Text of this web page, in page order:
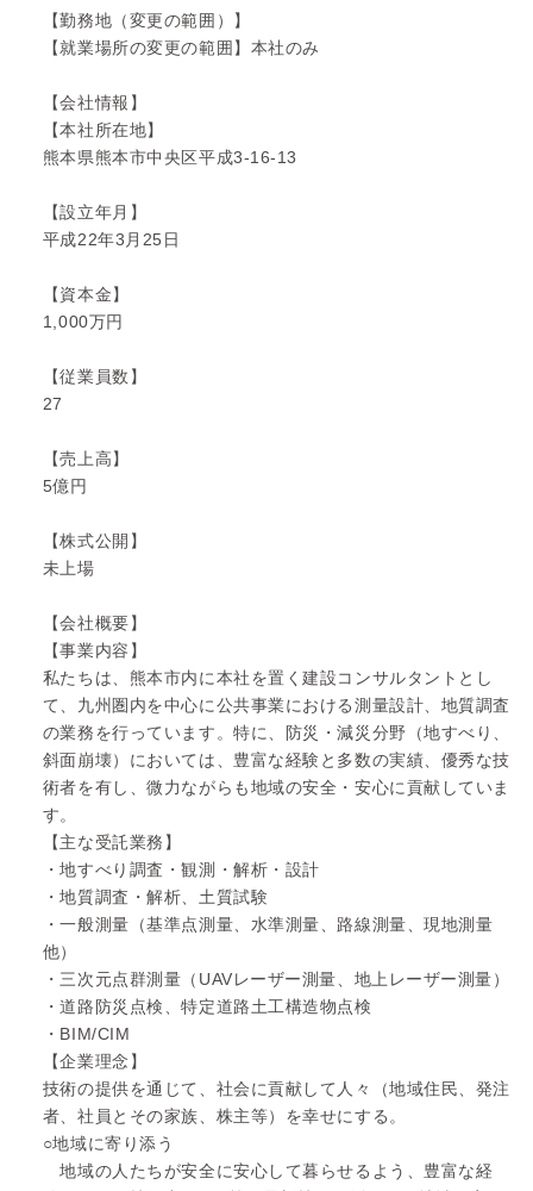
【勤務地（変更の範囲）】
【就業場所の変更の範囲】本社のみ
【会社情報】
【本社所在地】
熊本県熊本市中央区平成3-16-13
【設立年月】
平成22年3月25日
【資本金】
1,000万円
【従業員数】
27
【売上高】
5億円
【株式公開】
未上場
【会社概要】
【事業内容】
私たちは、熊本市内に本社を置く建設コンサルタントとし
て、九州圏内を中心に公共事業における測量設計、地質調査
の業務を行っています。特に、防災・減災分野（地すべり、
斜面崩壊）においては、豊富な経験と多数の実績、優秀な技
術者を有し、微力ながらも地域の安全・安心に貢献していま
す。
【主な受託業務】
・地すべり調査・観測・解析・設計
・地質調査・解析、土質試験
・一般測量（基準点測量、水準測量、路線測量、現地測量
他）
・三次元点群測量（UAVレーザー測量、地上レーザー測量）
・道路防災点検、特定道路土工構造物点検
・BIM/CIM
【企業理念】
技術の提供を通じて、社会に貢献して人々（地域住民、発注
者、社員とその家族、株主等）を幸せにする。
○地域に寄り添う
地域の人たちが安全に安心して暮らせるよう、豊富な経